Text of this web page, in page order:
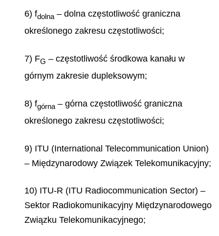
6) fdolna – dolna częstotliwość graniczna
określonego zakresu częstotliwości;
7) FG – częstotliwość środkowa kanału w
górnym zakresie dupleksowym;
8) fgórna – górna częstotliwość graniczna
określonego zakresu częstotliwości;
9) ITU (International Telecommunication Union)
– Międzynarodowy Związek Telekomunikacyjny;
10) ITU-R (ITU Radiocommunication Sector) –
Sektor Radiokomunikacyjny Międzynarodowego
Związku Telekomunikacyjnego;